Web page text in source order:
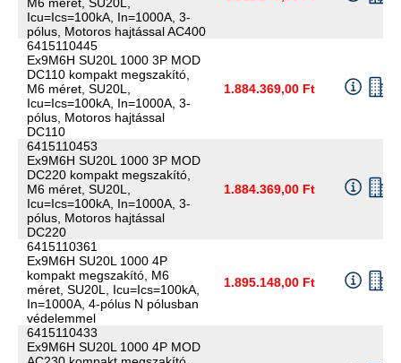
Icu=Ics=100kA, In=1000A, 3-
pólus, Motoros hajtással AC400
6415110445
Ex9M6H SU20L 1000 3P MOD
DC110 kompakt megszakító,
M6 méret, SU20L,
Icu=Ics=100kA, In=1000A, 3-
pólus, Motoros hajtással
DC110
1.884.369,00 Ft
6415110453
Ex9M6H SU20L 1000 3P MOD
DC220 kompakt megszakító,
M6 méret, SU20L,
Icu=Ics=100kA, In=1000A, 3-
pólus, Motoros hajtással
DC220
1.884.369,00 Ft
6415110361
Ex9M6H SU20L 1000 4P
kompakt megszakító, M6
méret, SU20L, Icu=Ics=100kA,
In=1000A, 4-pólus N pólusban
védelemmel
1.895.148,00 Ft
6415110433
Ex9M6H SU20L 1000 4P MOD